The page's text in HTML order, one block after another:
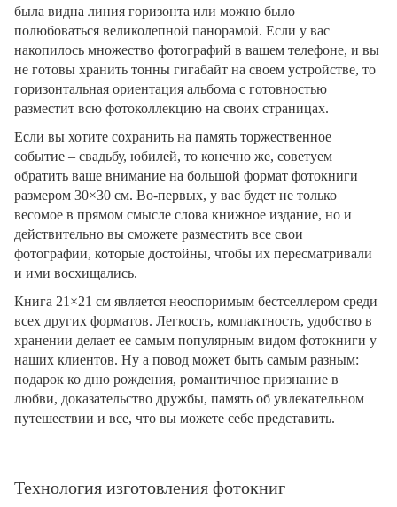
была видна линия горизонта или можно было
полюбоваться великолепной панорамой. Если у вас
накопилось множество фотографий в вашем телефоне, и вы
не готовы хранить тонны гигабайт на своем устройстве, то
горизонтальная ориентация альбома с готовностью
разместит всю фотоколлекцию на своих страницах.
Если вы хотите сохранить на память торжественное
событие – свадьбу, юбилей, то конечно же, советуем
обратить ваше внимание на большой формат фотокниги
размером 30×30 см. Во-первых, у вас будет не только
весомое в прямом смысле слова книжное издание, но и
действительно вы сможете разместить все свои
фотографии, которые достойны, чтобы их пересматривали
и ими восхищались.
Книга 21×21 см является неоспоримым бестселлером среди
всех других форматов. Легкость, компактность, удобство в
хранении делает ее самым популярным видом фотокниги у
наших клиентов. Ну а повод может быть самым разным:
подарок ко дню рождения, романтичное признание в
любви, доказательство дружбы, память об увлекательном
путешествии и все, что вы можете себе представить.
Технология изготовления фотокниг